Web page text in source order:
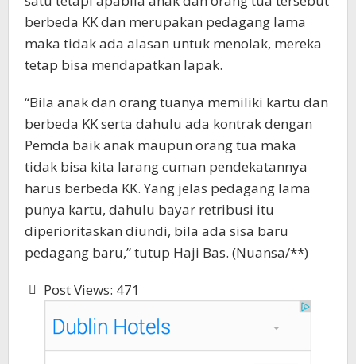
berbeda KK dan merupakan pedagang lama
maka tidak ada alasan untuk menolak, mereka
tetap bisa mendapatkan lapak.
“Bila anak dan orang tuanya memiliki kartu dan
berbeda KK serta dahulu ada kontrak dengan
Pemda baik anak maupun orang tua maka
tidak bisa kita larang cuman pendekatannya
harus berbeda KK. Yang jelas pedagang lama
punya kartu, dahulu bayar retribusi itu
diperioritaskan diundi, bila ada sisa baru
pedagang baru,” tutup Haji Bas. (Nuansa/**)
Post Views: 471